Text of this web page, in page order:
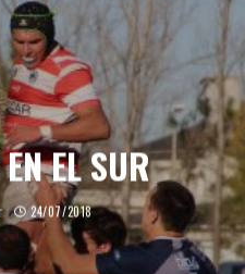
EL SUR
24/07/2018